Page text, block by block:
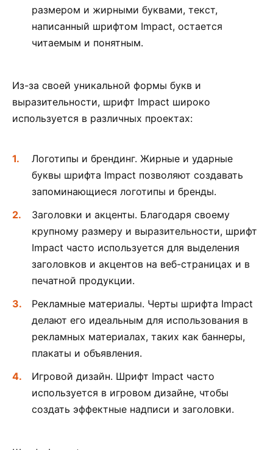
размером и жирными буквами, текст,
написанный шрифтом Impact, остается
читаемым и понятным.
Из-за своей уникальной формы букв и
выразительности, шрифт Impact широко
используется в различных проектах:
Логотипы и брендинг. Жирные и ударные
буквы шрифта Impact позволяют создавать
запоминающиеся логотипы и бренды.
Заголовки и акценты. Благодаря своему
крупному размеру и выразительности, шрифт
Impact часто используется для выделения
заголовков и акцентов на веб-страницах и в
печатной продукции.
Рекламные материалы. Черты шрифта Impact
делают его идеальным для использования в
рекламных материалах, таких как баннеры,
плакаты и объявления.
Игровой дизайн. Шрифт Impact часто
используется в игровом дизайне, чтобы
создать эффектные надписи и заголовки.